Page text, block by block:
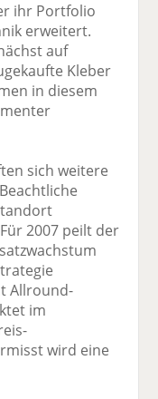
ihr Portfolio
erweitert.
auf
Kleber
in diesem
sich weitere
2007 peilt der
Allround-
im
wird eine